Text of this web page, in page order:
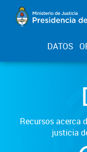
DATOS
Recursos acerca
justicia